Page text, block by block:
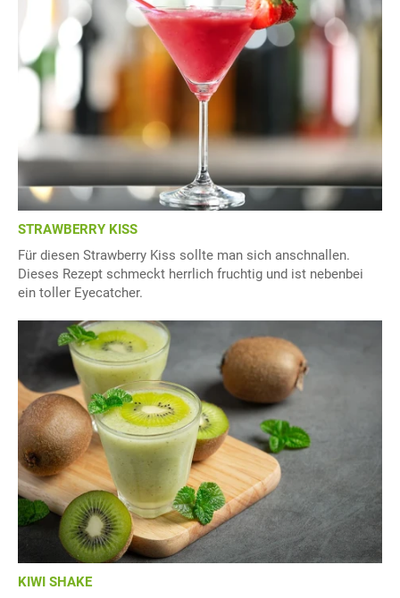
STRAWBERRY KISS
Für diesen Strawberry Kiss sollte man sich anschnallen.
Dieses Rezept schmeckt herrlich fruchtig und ist nebenbei
ein toller Eyecatcher.
KIWI SHAKE